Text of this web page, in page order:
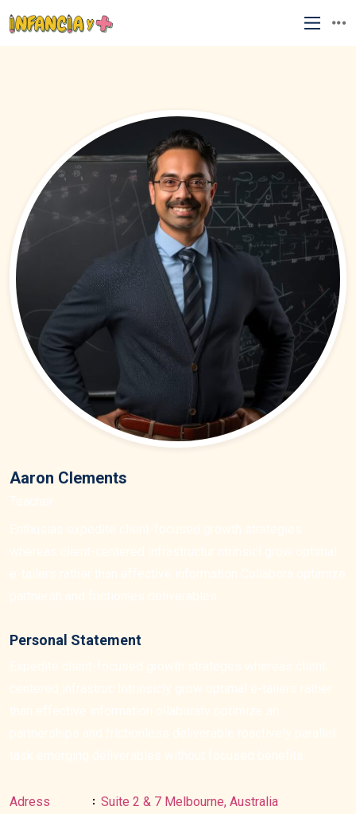
Aaron Clements
Personal Statement
Adress
Suite 2 & 7 Melbourne, Australia